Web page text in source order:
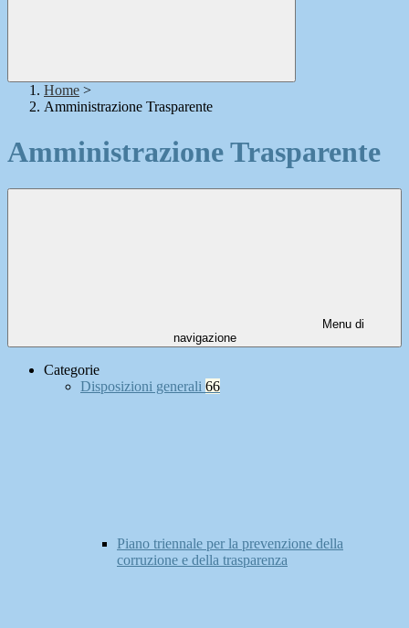
Home >
Amministrazione Trasparente
Amministrazione Trasparente
Menu di
navigazione
Categorie
Disposizioni generali 66
Piano triennale per la prevenzione della
corruzione e della trasparenza